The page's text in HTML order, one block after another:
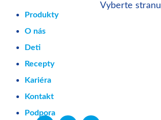
Produkty
O nás
Deti
Recepty
Kariéra
Kontakt
Podpora
Vyberte stranu